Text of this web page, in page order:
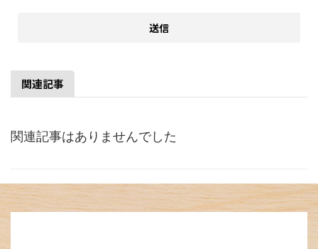
関連記事
関連記事はありませんでした